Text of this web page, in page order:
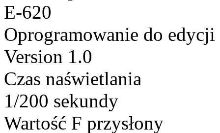
E-620
Oprogramowanie do edycji
Version 1.0
Czas naświetlania
1/200 sekundy
Wartość F przysłony